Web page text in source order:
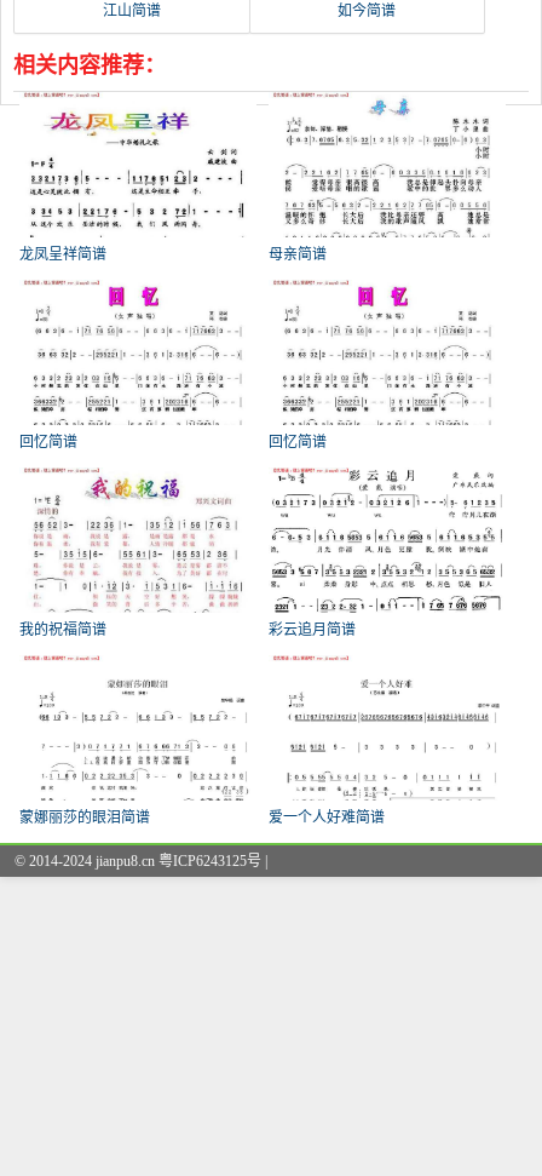
江山简谱
如今简谱
相关内容推荐：
龙凤呈祥简谱 母亲简谱
回忆简谱 回忆简谱
我的祝福简谱 彩云追月简谱
蒙娜丽莎的眼泪简谱 爱一个人好难简谱
© 2014-2024 jianpu8.cn 粤ICP6243125号 |